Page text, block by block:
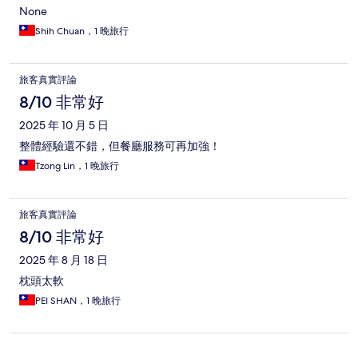
None
Shih Chuan，1 晚旅行
旅客真實評論
8/10 非常好
2025 年 10 月 5 日
整體經驗還不錯，但餐廳服務可再加強！
Tzong Lin，1 晚旅行
旅客真實評論
8/10 非常好
2025 年 8 月 18 日
枕頭太軟
PEI SHAN，1 晚旅行